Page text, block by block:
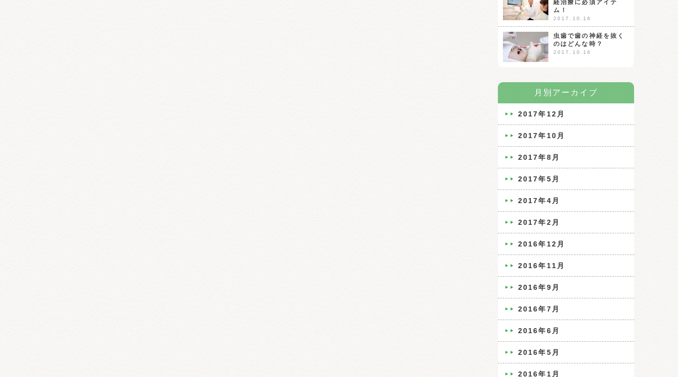
経治療に必須アイテ
ム！
2017.10.16
虫歯で歯の神経を抜く
のはどんな時？
2017.10.16
月別アーカイブ
2017年12月
2017年10月
2017年8月
2017年5月
2017年4月
2017年2月
2016年12月
2016年11月
2016年9月
2016年7月
2016年6月
2016年5月
2016年1月